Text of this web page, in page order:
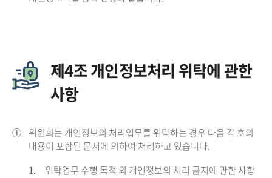
제4조 개인정보처리 위탁에 관한
사항
① 위원회는 개인정보의 처리업무를 위탁하는 경우 다음 각 호의
내용이 포함된 문서에 의하여 처리하고 있습니다.
1.
위탁업무 수행 목적 외 개인정보의 처리 금지에 관한 사항